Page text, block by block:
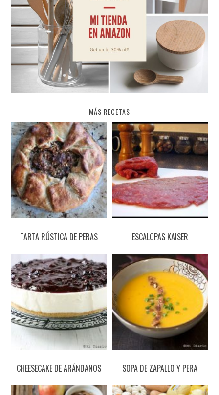
MÁS RECETAS
TARTA RÚSTICA DE PERAS ESCALOPAS KAISER
CHEESECAKE DE ARÁNDANOS SOPA DE ZAPALLO Y PERA